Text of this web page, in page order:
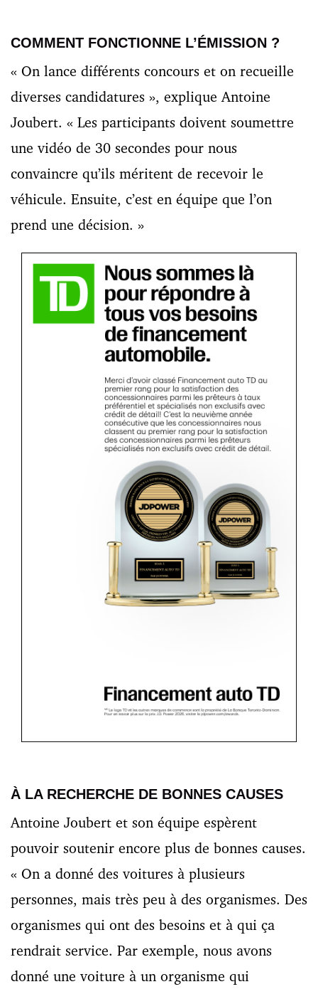
COMMENT FONCTIONNE L’ÉMISSION ?
« On lance différents concours et on recueille
diverses candidatures », explique Antoine
Joubert. « Les participants doivent soumettre
une vidéo de 30 secondes pour nous
convaincre qu’ils méritent de recevoir le
véhicule. Ensuite, c’est en équipe que l’on
prend une décision. »
À LA RECHERCHE DE BONNES CAUSES
Antoine Joubert et son équipe espèrent
pouvoir soutenir encore plus de bonnes causes.
« On a donné des voitures à plusieurs
personnes, mais très peu à des organismes. Des
organismes qui ont des besoins et à qui ça
rendrait service. Par exemple, nous avons
donné une voiture à un organisme qui